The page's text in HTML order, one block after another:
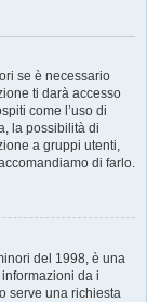
se è necessario
ti darà accesso
come l’uso di
la possibilità di
a gruppi utenti,
di farlo.
del 1998, è una
da i
serve una richiesta